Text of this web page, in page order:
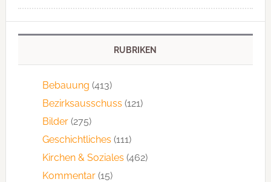
RUBRIKEN
Bebauung (413)
Bezirksausschuss (121)
Bilder(275)
Geschichtliches (111)
Kirchen & Soziales (462)
Kommentar(15)